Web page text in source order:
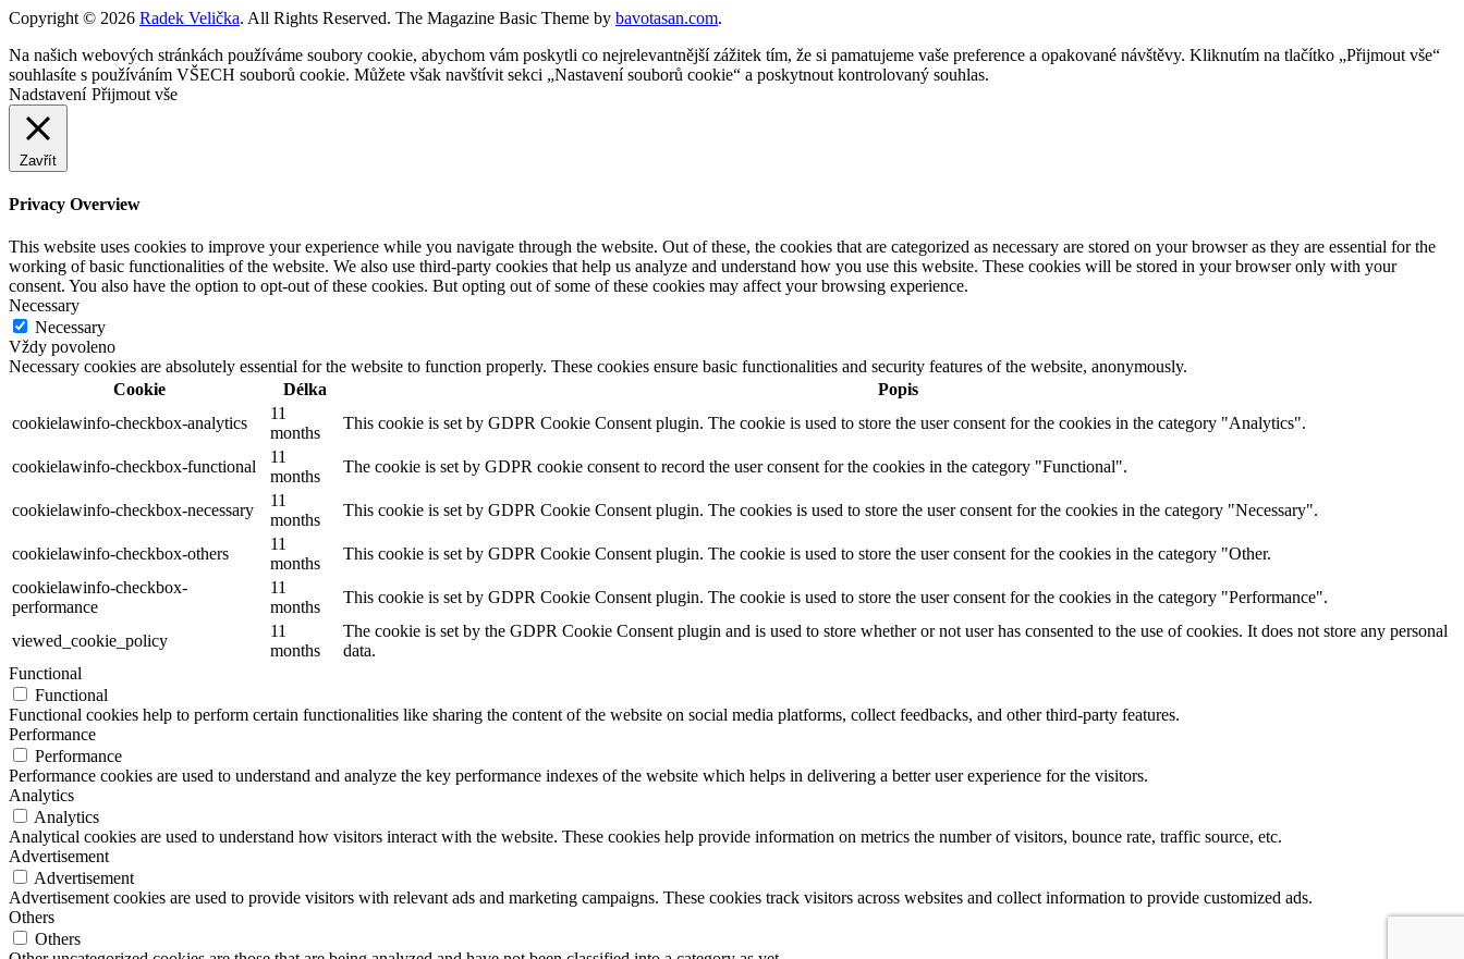
Copyright © 2026 Radek Velička. All Rights Reserved. The Magazine Basic Theme by bavotasan.com.
Na našich webových stránkách používáme soubory cookie, abychom vám poskytli co nejrelevantnější zážitek tím, že si pamatujeme vaše preference a opakované návštěvy. Kliknutím na tlačítko „Přijmout vše“
souhlasíte s používáním VŠECH souborů cookie. Můžete však navštívit sekci „Nastavení souborů cookie“ a poskytnout kontrolovaný souhlas.
Nadstavení Přijmout vše
Zavřít
Privacy Overview
This website uses cookies to improve your experience while you navigate through the website. Out of these, the cookies that are categorized as necessary are stored on your browser as they are essential for the
working of basic functionalities of the website. We also use third-party cookies that help us analyze and understand how you use this website. These cookies will be stored in your browser only with your
consent. You also have the option to opt-out of these cookies. But opting out of some of these cookies may affect your browsing experience.
Necessary
Necessary
Vždy povoleno
Necessary cookies are absolutely essential for the website to function properly. These cookies ensure basic functionalities and security features of the website, anonymously.
Cookie
Délka
Popis
cookielawinfo-checkbox-analytics
11
months
This cookie is set by GDPR Cookie Consent plugin. The cookie is used to store the user consent for the cookies in the category "Analytics".
cookielawinfo-checkbox-functional
11
months
The cookie is set by GDPR cookie consent to record the user consent for the cookies in the category "Functional".
cookielawinfo-checkbox-necessary
11
months
This cookie is set by GDPR Cookie Consent plugin. The cookies is used to store the user consent for the cookies in the category "Necessary".
cookielawinfo-checkbox-others
11
months
This cookie is set by GDPR Cookie Consent plugin. The cookie is used to store the user consent for the cookies in the category "Other.
cookielawinfo-checkbox-
performance
11
months
This cookie is set by GDPR Cookie Consent plugin. The cookie is used to store the user consent for the cookies in the category "Performance".
viewed_cookie_policy
11
months
The cookie is set by the GDPR Cookie Consent plugin and is used to store whether or not user has consented to the use of cookies. It does not store any personal
data.
Functional
Functional
Functional cookies help to perform certain functionalities like sharing the content of the website on social media platforms, collect feedbacks, and other third-party features.
Performance
Performance
Performance cookies are used to understand and analyze the key performance indexes of the website which helps in delivering a better user experience for the visitors.
Analytics
Analytics
Analytical cookies are used to understand how visitors interact with the website. These cookies help provide information on metrics the number of visitors, bounce rate, traffic source, etc.
Advertisement
Advertisement
Advertisement cookies are used to provide visitors with relevant ads and marketing campaigns. These cookies track visitors across websites and collect information to provide customized ads.
Others
Others